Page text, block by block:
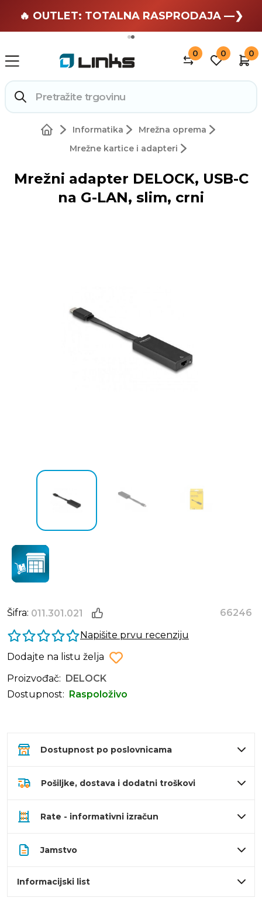
🏄 Zaslužuješ odmor —❯
🔥 OUTLET: TOTALNA RASPRODAJA —❯
0 0 0
Informatika
Mrežna oprema
Mrežne kartice i adapteri
Mrežni adapter DELOCK, USB-C
na G-LAN, slim, crni
Šifra: 011.301.021
66246
Napišite prvu recenziju
Dodajte na listu želja
Proizvođač:
DELOCK
Dostupnost:
Raspoloživo
Dostupnost po poslovnicama
Pošiljke, dostava i dodatni troškovi
Rate - informativni izračun
Jamstvo
Informacijski list